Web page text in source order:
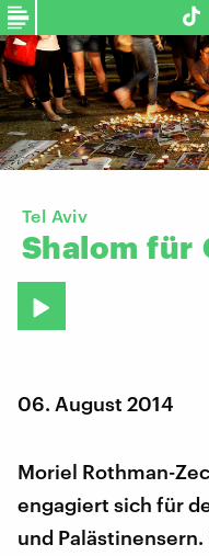
Tel Aviv
Shalom für
06. August 2014
Moriel Rothman-
engagiert sich für
und